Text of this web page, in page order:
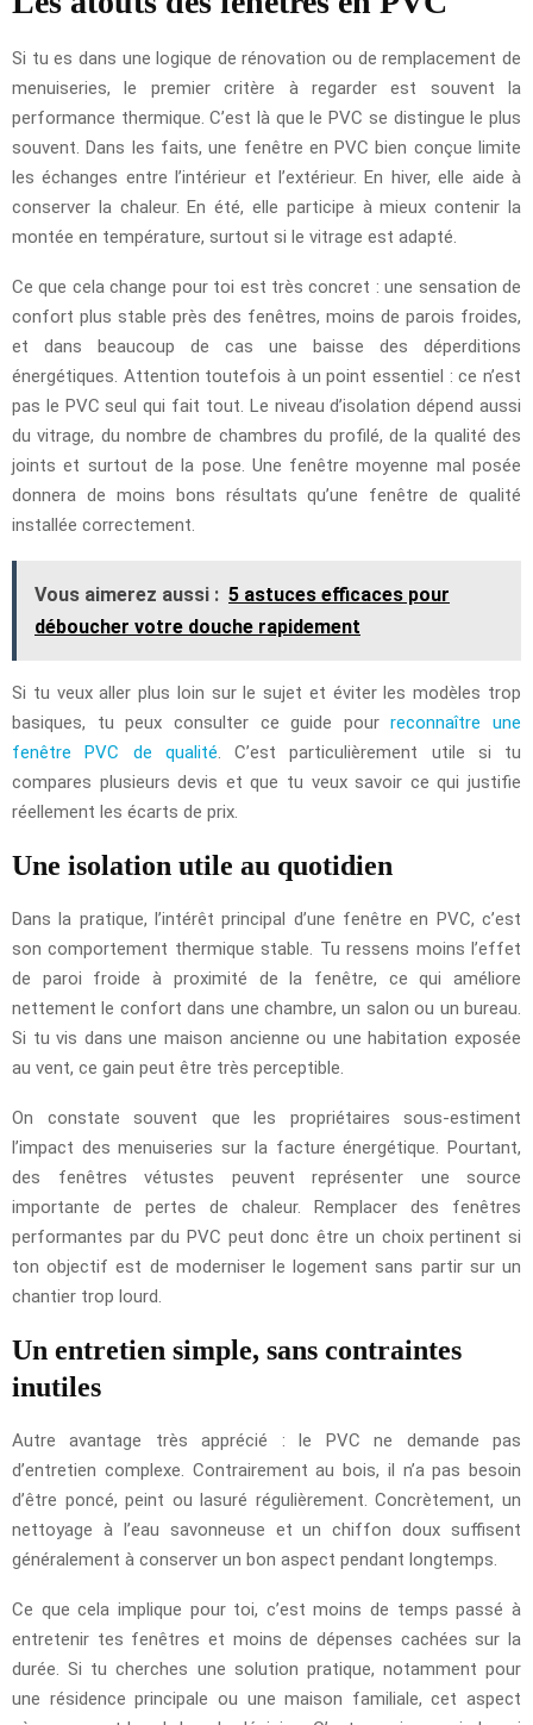
Si tu es dans une logique de rénovation ou de remplacement de
menuiseries, le premier critère à regarder est souvent la
performance thermique. C’est là que le PVC se distingue le plus
souvent. Dans les faits, une fenêtre en PVC bien conçue limite
les échanges entre l’intérieur et l’extérieur. En hiver, elle aide à
conserver la chaleur. En été, elle participe à mieux contenir la
montée en température, surtout si le vitrage est adapté.
Ce que cela change pour toi est très concret : une sensation de
confort plus stable près des fenêtres, moins de parois froides,
et dans beaucoup de cas une baisse des déperditions
énergétiques. Attention toutefois à un point essentiel : ce n’est
pas le PVC seul qui fait tout. Le niveau d’isolation dépend aussi
du vitrage, du nombre de chambres du profilé, de la qualité des
joints et surtout de la pose. Une fenêtre moyenne mal posée
donnera de moins bons résultats qu’une fenêtre de qualité
installée correctement.
Vous aimerez aussi : 5 astuces efficaces pour
déboucher votre douche rapidement
Si tu veux aller plus loin sur le sujet et éviter les modèles trop
basiques, tu peux consulter ce guide pourreconnaître une
fenêtre PVC de qualité . C’est particulièrement utile si tu
compares plusieurs devis et que tu veux savoir ce qui justifie
réellement les écarts de prix.
Une isolation utile au quotidien
Dans la pratique, l’intérêt principal d’une fenêtre en PVC, c’est
son comportement thermique stable. Tu ressens moins l’effet
de paroi froide à proximité de la fenêtre, ce qui améliore
nettement le confort dans une chambre, un salon ou un bureau.
Si tu vis dans une maison ancienne ou une habitation exposée
au vent, ce gain peut être très perceptible.
On constate souvent que les propriétaires sous-estiment
l’impact des menuiseries sur la facture énergétique. Pourtant,
des fenêtres vétustes peuvent représenter une source
importante de pertes de chaleur. Remplacer des fenêtres
performantes par du PVC peut donc être un choix pertinent si
ton objectif est de moderniser le logement sans partir sur un
chantier trop lourd.
Un entretien simple, sans contraintes
inutiles
Autre avantage très apprécié : le PVC ne demande pas
d’entretien complexe. Contrairement au bois, il n’a pas besoin
d’être poncé, peint ou lasuré régulièrement. Concrètement, un
nettoyage à l’eau savonneuse et un chiffon doux suffisent
généralement à conserver un bon aspect pendant longtemps.
Ce que cela implique pour toi, c’est moins de temps passé à
entretenir tes fenêtres et moins de dépenses cachées sur la
durée. Si tu cherches une solution pratique, notamment pour
une résidence principale ou une maison familiale, cet aspect